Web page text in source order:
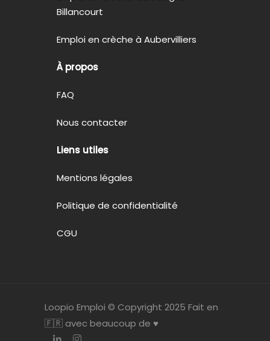
Billancourt
Emploi en crèche à Aubervilliers
À propos
FAQ
Nous contacter
Liens utiles
Mentions légales
Politique de confidentialité
CGU
Loopio Emploi © Copyright 2025 Fait en
🇫🇷 avec beaucoup de ♥